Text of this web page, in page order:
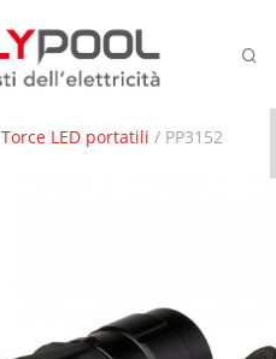
Torce LED portatili / PP3152